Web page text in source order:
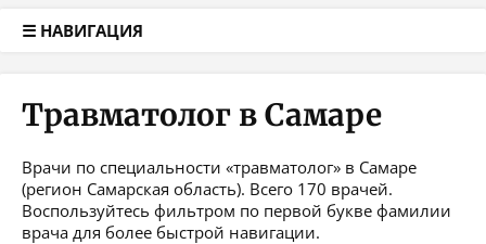
☰ НАВИГАЦИЯ
Травматолог в Самаре
Врачи по специальности «травматолог» в Самаре
(регион Самарская область). Всего 170 врачей.
Воспользуйтесь фильтром по первой букве фамилии
врача для более быстрой навигации.